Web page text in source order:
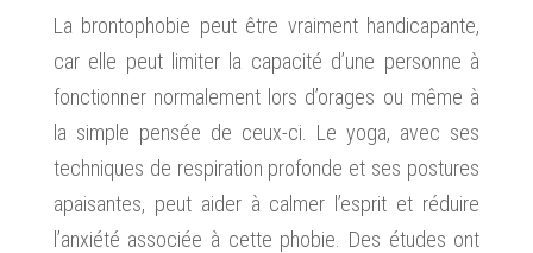
La brontophobie peut être vraiment handicapante,
car elle peut limiter la capacité d’une personne à
fonctionner normalement lors d’orages ou même à
la simple pensée de ceux-ci. Le yoga, avec ses
techniques de respiration profonde et ses postures
apaisantes, peut aider à calmer l’esprit et réduire
l’anxiété associée à cette phobie. Des études ont